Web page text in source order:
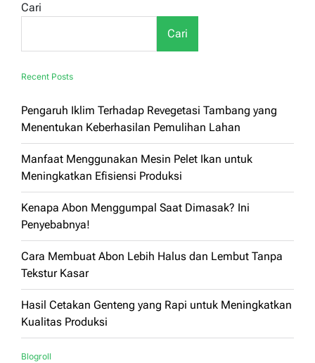
Cari
Cari
Recent Posts
Pengaruh Iklim Terhadap Revegetasi Tambang yang
Menentukan Keberhasilan Pemulihan Lahan
Manfaat Menggunakan Mesin Pelet Ikan untuk
Meningkatkan Efisiensi Produksi
Kenapa Abon Menggumpal Saat Dimasak? Ini
Penyebabnya!
Cara Membuat Abon Lebih Halus dan Lembut Tanpa
Tekstur Kasar
Hasil Cetakan Genteng yang Rapi untuk Meningkatkan
Kualitas Produksi
Blogroll